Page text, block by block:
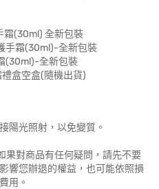
霜(30ml) 全新包裝
手霜(30ml)-全新包裝
(30ml)-全新包裝
禮盒空盒(隨機出貨)
陽光照射，以免變質。
果對商品有任何疑問，請先不要
響您辦退的權益，也可能依照損
用。